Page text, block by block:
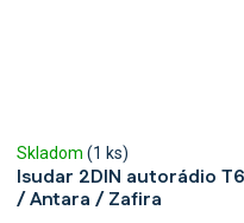
Isudar 2DIN autorádio
/ Antara / Zafira
Skladom (1 ks)